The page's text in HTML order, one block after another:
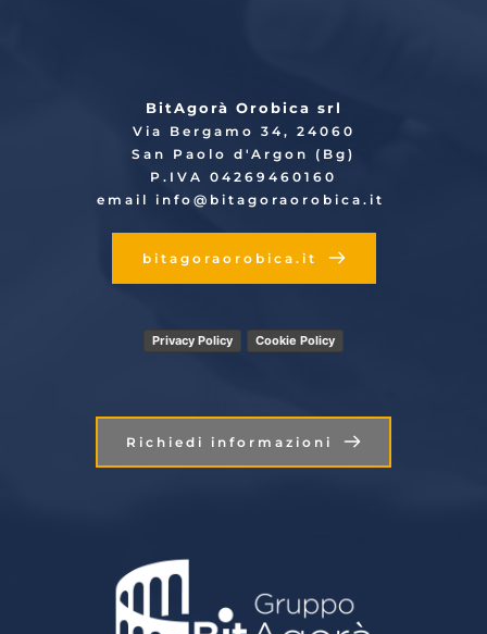
BitAgorà Orobica srl
Via Bergamo 34, 24060
San Paolo d'Argon (Bg)
P.IVA 04269460160
email info @bitagoraorobica.it
bitagoraorobica.it
Privacy Policy Cookie Policy
Richiedi informazioni